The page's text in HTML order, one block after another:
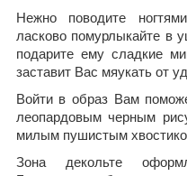
Нежно поводите
ласково помурлыкайте в
подарите ему сладкие
заставит Вас мяукать от
Войти в образ Вам
леопардовым черным
милым пушистым
Зона декольте